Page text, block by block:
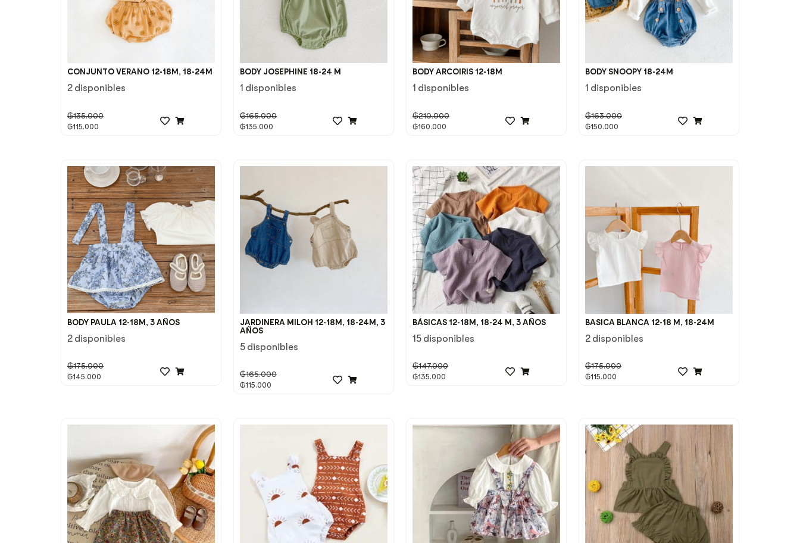
CONJUNTO VERANO 12-18M, 18-24M
2 disponibles
₲135.000
₲115.000
BODY JOSEPHINE 18-24 M
1 disponibles
₲165.000
₲135.000
BODY ARCOIRIS 12-18M
1 disponibles
₲210.000
₲160.000
BODY SNOOPY 18-24M
1 disponibles
₲163.000
₲150.000
BODY PAULA 12-18M, 3 AÑOS
2 disponibles
₲175.000
₲145.000
JARDINERA MILOH 12-18M, 18-24M, 3
AÑOS
5 disponibles
₲165.000
₲115.000
BÁSICAS 12-18M, 18-24 M, 3 AÑOS
15 disponibles
₲147.000
₲135.000
BASICA BLANCA 12-18 M, 18-24M
2 disponibles
₲175.000
₲115.000